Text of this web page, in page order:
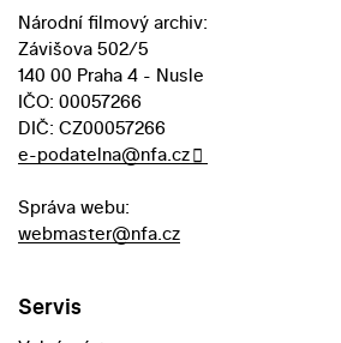
Národní filmový archiv:
Závišova 502/5
140 00 Praha 4 - Nusle
IČO: 00057266
DIČ: CZ00057266
e-podatelna@nfa.cz
Správa webu:
webmaster@nfa.cz
Servis